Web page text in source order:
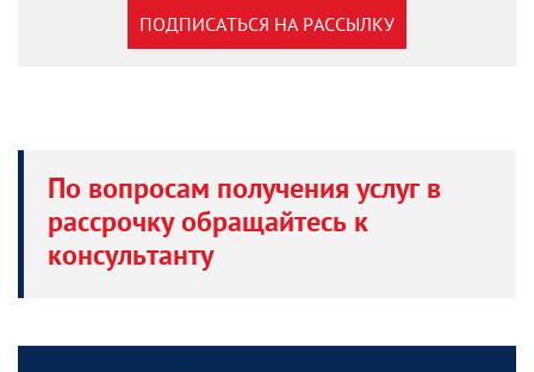
ПОДПИСАТЬСЯ НА РАССЫЛКУ
По вопросам получения услуг в
рассрочку обращайтесь к
консультанту